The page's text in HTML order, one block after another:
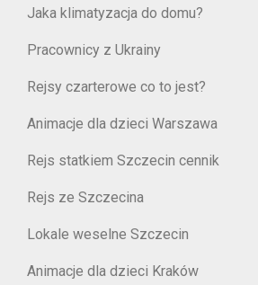
Jaka klimatyzacja do domu?
Pracownicy z Ukrainy
Rejsy czarterowe co to jest?
Animacje dla dzieci Warszawa
Rejs statkiem Szczecin cennik
Rejs ze Szczecina
Lokale weselne Szczecin
Animacje dla dzieci Kraków